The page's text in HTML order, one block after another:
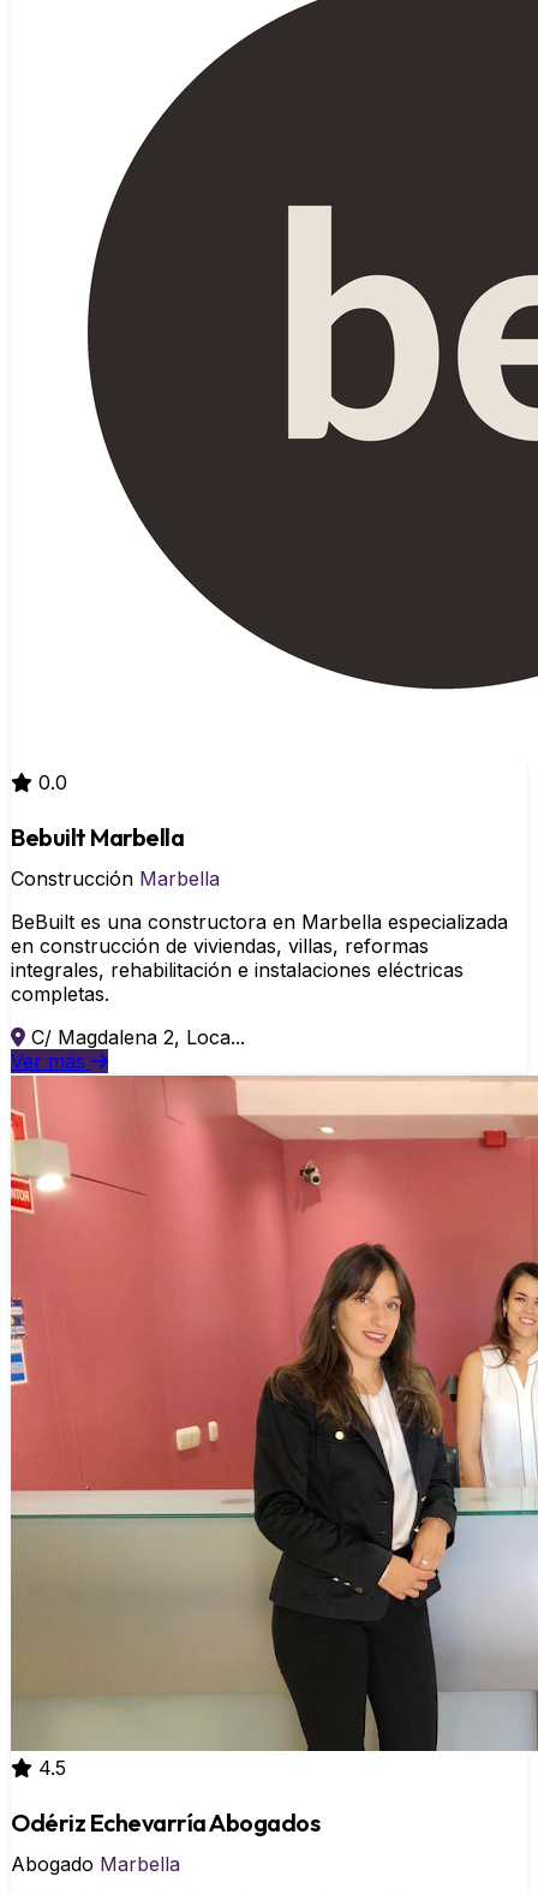
0.0
Bebuilt Marbella
Construcción Marbella
BeBuilt es una constructora en Marbella especializada
en construcción de viviendas, villas, reformas
integrales, rehabilitación e instalaciones eléctricas
completas.
C/ Magdalena 2, Loca...
Ver más
4.5
Odériz Echevarría Abogados
Abogado Marbella